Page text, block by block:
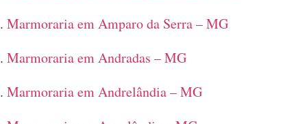
Marmoraria em Amparo da Serra – MG
Marmoraria em Andradas – MG
Marmoraria em Andrelândia – MG